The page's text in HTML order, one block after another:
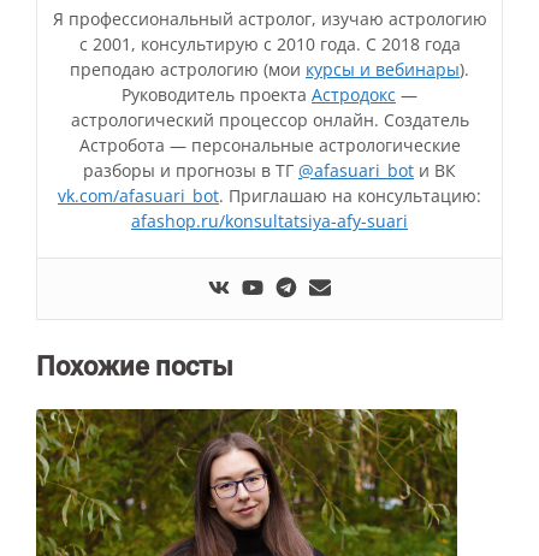
Я профессиональный астролог, изучаю астрологию
с 2001, консультирую с 2010 года. С 2018 года
преподаю астрологию (мои курсы и вебинары).
Руководитель проекта Астродокс —
астрологический процессор онлайн. Создатель
Астробота — персональные астрологические
разборы и прогнозы в ТГ @afasuari_bot и ВК
vk.com/afasuari_bot. Приглашаю на консультацию:
afashop.ru/konsultatsiya-afy-suari
Похожие посты